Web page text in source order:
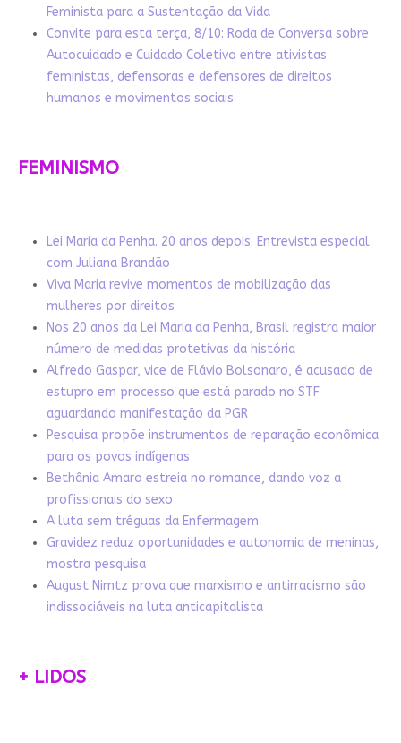
Feminista para a Sustentação da Vida
Convite para esta terça, 8/10: Roda de Conversa sobre
Autocuidado e Cuidado Coletivo entre ativistas
feministas, defensoras e defensores de direitos
humanos e movimentos sociais
FEMINISMO
Lei Maria da Penha. 20 anos depois. Entrevista especial
com Juliana Brandão
Viva Maria revive momentos de mobilização das
mulheres por direitos
Nos 20 anos da Lei Maria da Penha, Brasil registra maior
número de medidas protetivas da história
Alfredo Gaspar, vice de Flávio Bolsonaro, é acusado de
estupro em processo que está parado no STF
aguardando manifestação da PGR
Pesquisa propõe instrumentos de reparação econômica
para os povos indígenas
Bethânia Amaro estreia no romance, dando voz a
profissionais do sexo
A luta sem tréguas da Enfermagem
Gravidez reduz oportunidades e autonomia de meninas,
mostra pesquisa
August Nimtz prova que marxismo e antirracismo são
indissociáveis na luta anticapitalista
+ LIDOS